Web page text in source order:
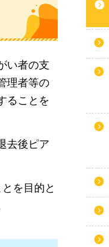
い者の支
理者等の
ることを
去後ピア
を目的と